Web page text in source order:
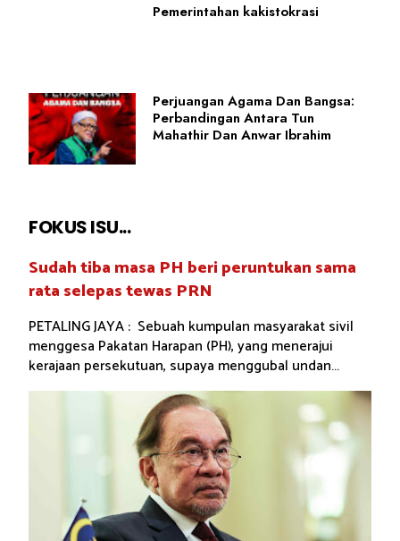
Pemerintahan kakistokrasi
Perjuangan Agama Dan Bangsa:
Perbandingan Antara Tun
Mahathir Dan Anwar Ibrahim
FOKUS ISU...
Sudah tiba masa PH beri peruntukan sama
rata selepas tewas PRN
PETALING JAYA : Sebuah kumpulan masyarakat sivil
menggesa Pakatan Harapan (PH), yang menerajui
kerajaan persekutuan, supaya menggubal undan...